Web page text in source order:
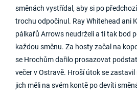
směnách vystřídal, aby si po
trochu odpočinul. Ray Whitehead ani
pálkařů Arrows neudrželi a ti tak bod
každou směnu. Za hosty začal na
se Hrochům dařilo prosazovat
večer v Ostravě. Hroší útok se
jich měli na svém kontě po devíti